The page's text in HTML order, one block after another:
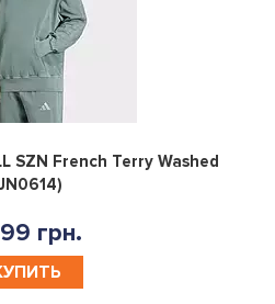
0
SZN French Terry Washed
грн.